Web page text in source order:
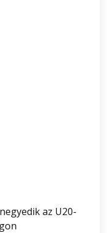
az U20-